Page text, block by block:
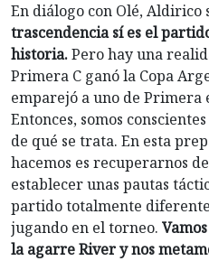
En diálogo con Olé, Aldirico
trascendencia sí es el
historia.Pero hay una
Primera C ganó la Copa
emparejó a uno de Primera
Entonces, somos
de qué se trata. En esta
hacemos es recuperarnos
establecer unas pautas
partido totalmente
jugando en el torneo.
la agarre River y nos